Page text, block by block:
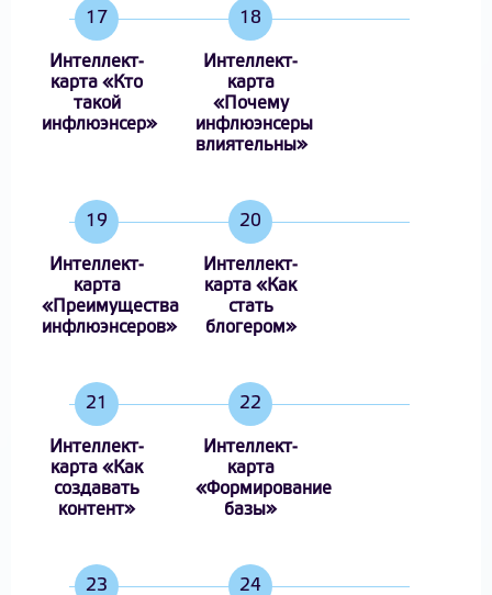
17
Интеллект-
карта «Кто
такой
инфлюэнсер»
18
Интеллект-
карта
«Почему
инфлюэнсеры
влиятельны»
19
Интеллект-
карта
«Преимущества
инфлюэнсеров»
20
Интеллект-
карта «Как
стать
блогером»
21
Интеллект-
карта «Как
создавать
контент»
22
Интеллект-
карта
«Формирование
базы»
23 24